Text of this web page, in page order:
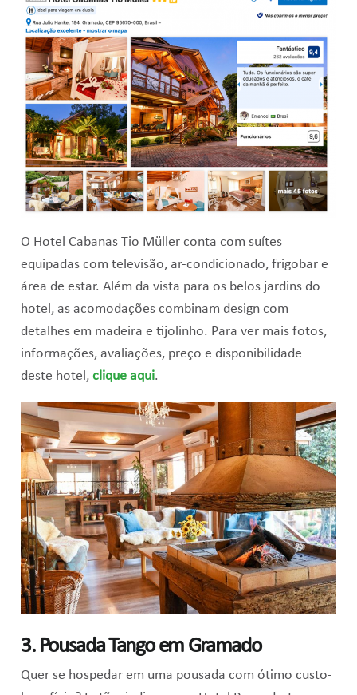
O Hotel Cabanas Tio Müller conta com suítes
equipadas com televisão, ar-condicionado, frigobar e
área de estar. Além da vista para os belos jardins do
hotel, as acomodações combinam design com
detalhes em madeira e tijolinho. Para ver mais fotos,
informações, avaliações, preço e disponibilidade
deste hotel, clique aqui.
3. Pousada Tango em Gramado
Quer se hospedar em uma pousada com ótimo custo-